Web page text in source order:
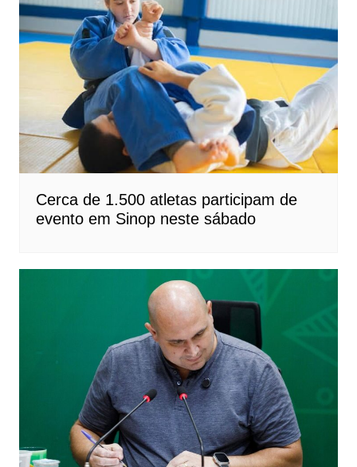
Cerca de 1.500 atletas participam de
evento em Sinop neste sábado